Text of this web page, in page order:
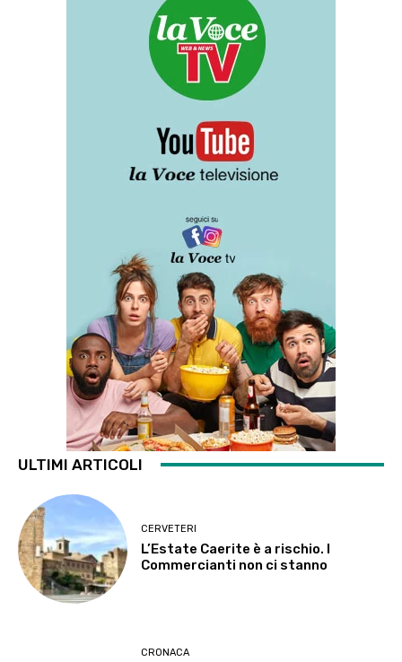
ULTIMI ARTICOLI
CERVETERI
L’Estate Caerite è a rischio. I
Commercianti non ci stanno
CRONACA